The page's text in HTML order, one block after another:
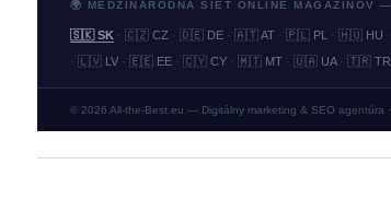
🌍 MEDZINÁRODNÁ SIEŤ ONLINE MAGAZINOV
🇸🇰 SK · 🇨🇿 CZ · 🇩🇪 DE · 🇦🇹 AT · 🇵🇱 PL · 🇭🇺 HU ·
· 🇱🇻 LV · 🇪🇪 EE · 🇨🇾 CY · 🇲🇹 MT · 🇺🇦 UA · 🇹🇷 TR
© 2026 All-the-Best.eu — Digitálny marketing & SEO agentúra